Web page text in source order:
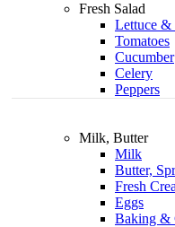
Fresh Salad
Lettuce &
Tomatoes
Cucumber
Celery
Peppers
Milk, Butter
Milk
Butter,
Fresh
Eggs
Baking &